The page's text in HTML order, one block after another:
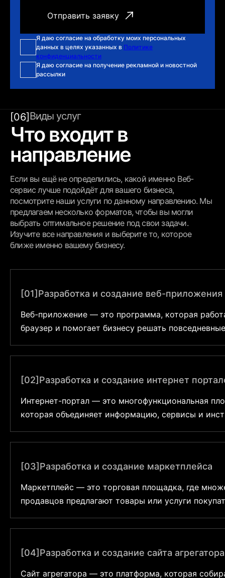
Я даю согласие на обработку моих персональных
данных в целях указанных в Политике
конфиденциальности
Я даю согласие на получение рекламной и новостной
рассылки
[06]Виды услуг
Что входит в
направление
Если вы ещё не определились, какой именно Веб-
сервис лучше подойдёт для вашего бизнеса,
посмотрите наши услуги по данному направлению. Мы
предлагаем несколько форматов, чтобы вы могли
выбрать оптимальное решение под свои задачи.
Изучите все направления и выберите то, которое
ближе именно вашему бизнесу.
[01] Разработка и создание веб-приложения
Веб-приложение — это программа, которая
браузер и помогает бизнесу решать
обрабатывают данные, ведут учёт и
получить инструмент, который упрощает работу
сотрудников и улучшает...
[02] Разработка и создание интернет
Интернет-портал — это многофункциональная
которая объединяет информацию, сервисы и
компаниям выстроить единое пространство для
позволяет централизовать управление данными...
[03] Разработка и создание маркетплейса
Маркетплейс — это торговая площадка, где
продавцов предлагают товары или услуги
обработку платежей и взаимодействие между
выйти...
[04] Разработка и создание сайта агрегатора
Сайт агрегатора — это платформа, которая